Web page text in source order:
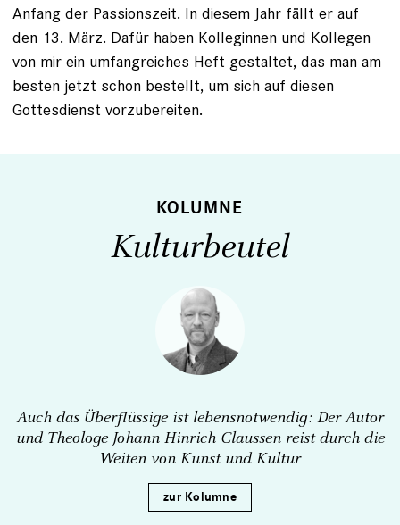
Anfang der Passionszeit. In diesem Jahr fällt er auf
den 13. März. Dafür haben Kolleginnen und Kollegen
von mir ein umfangreiches Heft gestaltet, das man am
besten jetzt schon bestellt, um sich auf diesen
Gottesdienst vorzubereiten.
KOLUMNE
Kulturbeutel
Auch das Überflüssige ist lebens­notwendig: Der Autor
und Theologe Johann Hinrich Claussen reist durch die
Weiten von Kunst und Kultur
zur Kolumne